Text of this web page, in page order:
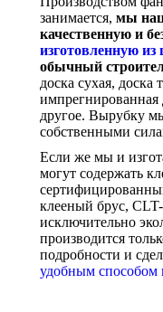
занимается, мы
качественную и
изготовленную из
обычный
доска сухая, доска
импрегнированная
другое. Вырубку
собственными
Если же мы и
могут содержать
клееный брус,
исключительно
производится
подробности и
удобным способом